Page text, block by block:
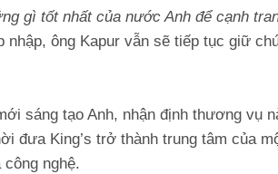
gì tốt nhất của nước Anh để cạnh
nhập, ông Kapur vẫn sẽ tiếp tục giữ
sáng tạo Anh, nhận định thương vụ
đưa King’s trở thành trung tâm của
nghệ.